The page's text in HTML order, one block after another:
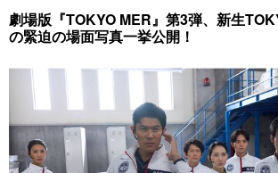
劇場版『TOKYO MER』第3弾、新生
の緊迫の場面写真一挙公開！